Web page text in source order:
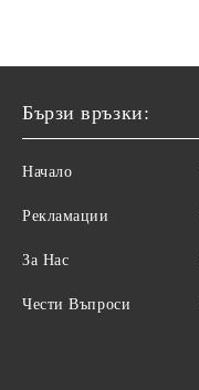
Бързи връзки:
Начало
Рекламации
За Нас
Чести Въпроси